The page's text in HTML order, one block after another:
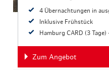
4 Übernachtungen in
Inklusive Frühstück
Hamburg CARD (3
Zum Angebot